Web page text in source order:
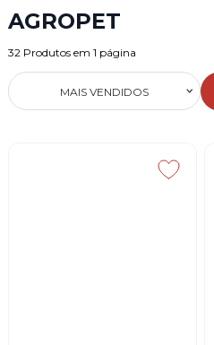
AGROPET
32 Produtos em 1 página
MAIS VENDIDOS